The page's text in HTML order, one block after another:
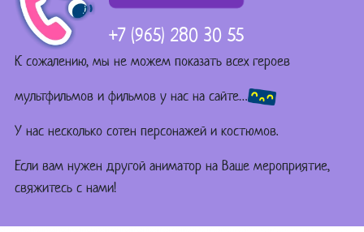
+7 (965) 280 30 55
К сожалению, мы не можем показать всех героев
мультфильмов и фильмов у нас на сайте…
У нас несколько сотен персонажей и костюмов.
Если вам нужен другой аниматор на Ваше мероприятие,
свяжитесь с нами!